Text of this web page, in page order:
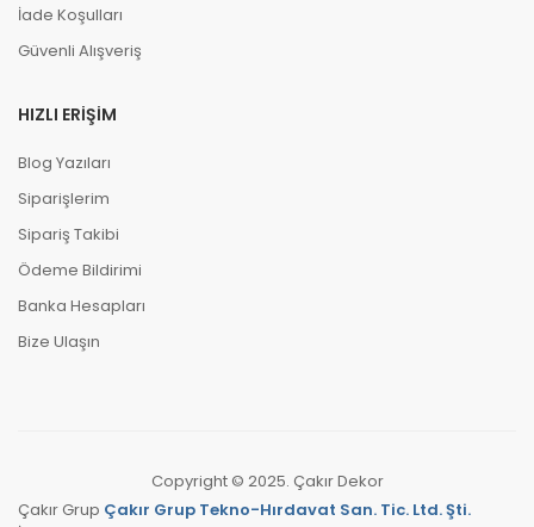
İade Koşulları
Güvenli Alışveriş
HIZLI ERIŞIM
Blog Yazıları
Siparişlerim
Sipariş Takibi
Ödeme Bildirimi
Banka Hesapları
Bize Ulaşın
Copyright © 2025. Çakır Dekor
Çakır Grup Çakır Grup Tekno-Hırdavat San. Tic. Ltd. Şti.